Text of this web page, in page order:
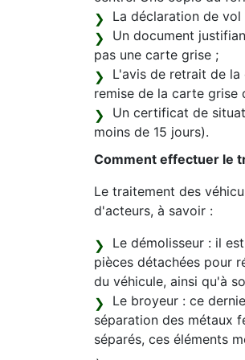
La déclaration de
Un document
pas une carte grise ;
L'avis de retrait de
remise de la carte grise
Un certificat de
moins de 15 jours).
Comment effectuer le
Le traitement des
d'acteurs, à savoir :
Le démolisseur : il
pièces détachées pour
du véhicule, ainsi qu'à
Le broyeur : ce
séparation des métaux
séparés, ces éléments